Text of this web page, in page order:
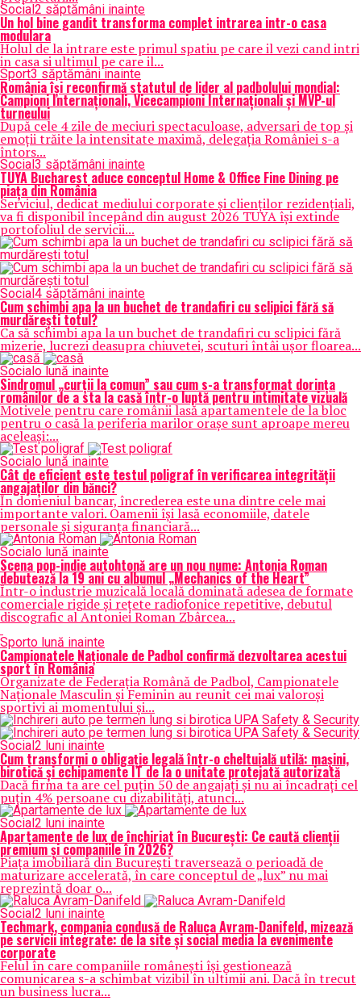
Social2 săptămâni inainte
Un hol bine gandit transforma complet intrarea intr-o casa
modulara
Holul de la intrare este primul spatiu pe care il vezi cand intri
in casa si ultimul pe care il...
Sport3 săptămâni inainte
România își reconfirmă statutul de lider al padbolului mondial:
Campioni Internaționali, Vicecampioni Internaționali și MVP-ul
turneului
După cele 4 zile de meciuri spectaculoase, adversari de top și
emoții trăite la intensitate maximă, delegația României s-a
întors...
Social3 săptămâni inainte
TUYA Bucharest aduce conceptul Home & Office Fine Dining pe
piața din România
Serviciul, dedicat mediului corporate și clienților rezidențiali,
va fi disponibil începând din august 2026 TUYA își extinde
portofoliul de servicii...
Social4 săptămâni inainte
Cum schimbi apa la un buchet de trandafiri cu sclipici fără să
murdărești totul?
Ca să schimbi apa la un buchet de trandafiri cu sclipici fără
mizerie, lucrezi deasupra chiuvetei, scuturi întâi ușor floarea...
Socialo lună inainte
Sindromul „curții la comun” sau cum s-a transformat dorința
românilor de a sta la casă într-o luptă pentru intimitate vizuală
Motivele pentru care românii lasă apartamentele de la bloc
pentru o casă la periferia marilor orașe sunt aproape mereu
aceleași:...
Socialo lună inainte
Cât de eficient este testul poligraf în verificarea integrității
angajaților din bănci?
În domeniul bancar, încrederea este una dintre cele mai
importante valori. Oamenii își lasă economiile, datele
personale și siguranța financiară...
Socialo lună inainte
Scena pop-indie autohtonă are un nou nume: Antonia Roman
debutează la 19 ani cu albumul „Mechanics of the Heart”
Într-o industrie muzicală locală dominată adesea de formate
comerciale rigide și rețete radiofonice repetitive, debutul
discografic al Antoniei Roman Zbârcea...
Sporto lună inainte
Campionatele Naționale de Padbol confirmă dezvoltarea acestui
sport în România
Organizate de Federația Română de Padbol, Campionatele
Naționale Masculin și Feminin au reunit cei mai valoroși
sportivi ai momentului și...
Social2 luni inainte
Cum transformi o obligație legală într-o cheltuială utilă: mașini,
birotică și echipamente IT de la o unitate protejată autorizată
Dacă firma ta are cel puțin 50 de angajați și nu ai încadrați cel
puțin 4% persoane cu dizabilități, atunci...
Social2 luni inainte
Apartamente de lux de închiriat în București: Ce caută clienții
premium și companiile în 2026?
Piața imobiliară din București traversează o perioadă de
maturizare accelerată, în care conceptul de „lux” nu mai
reprezintă doar o...
Social2 luni inainte
Techmark, compania condusă de Raluca Avram-Danifeld, mizează
pe servicii integrate: de la site și social media la evenimente
corporate
Felul în care companiile românești își gestionează
comunicarea s-a schimbat vizibil în ultimii ani. Dacă în trecut
un business lucra...